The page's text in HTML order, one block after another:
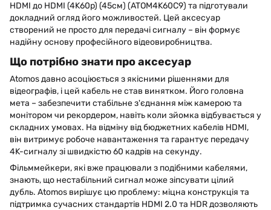
HDMI до HDMI (4K60p) (45см) (ATOM4K60C9) та підготували
докладний огляд його можливостей. Цей аксесуар
створений не просто для передачі сигналу – він формує
надійну основу професійного відеовиробництва.
Що потрібно знати про аксесуар
Atomos давно асоціюється з якісними рішеннями для
відеографів, і цей кабель не став винятком. Його головна
мета – забезпечити стабільне з'єднання між камерою та
монітором чи рекордером, навіть коли зйомка відбувається у
складних умовах. На відміну від бюджетних кабелів HDMI,
він витримує робоче навантаження та гарантує передачу
4K-сигналу зі швидкістю 60 кадрів на секунду.
Фільммейкери, які вже працювали з подібними кабелями,
знають, що нестабільний сигнал може зіпсувати цілий
дубль. Atomos вирішує цю проблему: міцна конструкція та
підтримка сучасних стандартів HDMI 2.0 та HDR дозволяють